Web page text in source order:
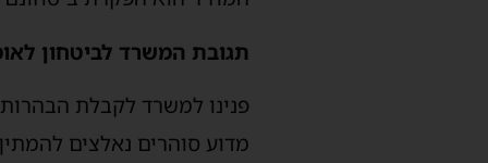
תגובת המשרד לביטחון
פנינו למשרד לקבלת
מדוע סוהרים נאלצים